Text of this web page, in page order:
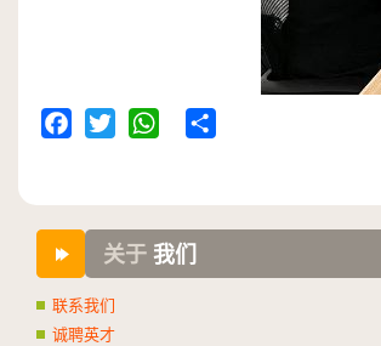
关于 我们
联系我们
诚聘英才